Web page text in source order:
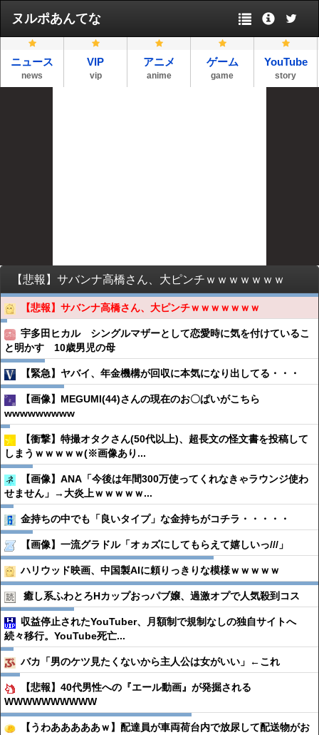
ヌルポあんてな
ニュース
news
VIP
vip
アニメ
anime
ゲーム
game
YouTube
story
【悲報】サバンナ高橋さん、大ピンチｗｗｗｗｗｗｗ
【悲報】サバンナ高橋さん、大ピンチｗｗｗｗｗｗｗ
宇多田ヒカル シングルマザーとして恋愛時に気を付けているこ
と明かす 10歳男児の母
【緊急】ヤバイ、年金機構が回収に本気になり出してる・・・
【画像】MEGUMI(44)さんの現在のお〇ぱいがこちら
wwwwwwwww
【衝撃】特撮オタクさん(50代以上)、超長文の怪文書を投稿して
しまうｗｗｗｗｗ(※画像あり...
【画像】ANA「今後は年間300万使ってくれなきゃラウンジ使わ
せません」→大炎上ｗｗｗｗｗ...
金持ちの中でも「良いタイプ」な金持ちがコチラ・・・・・
【画像】一流グラドル「オヵズにしてもらえて嬉しいっ///」
ハリウッド映画、中国製AIに頼りっきりな模様ｗｗｗｗｗ
癒し系ふわとろHカップおっパブ嬢、過激オプで人気殺到コス
収益停止されたYouTuber、月額制で規制なしの独自サイトへ
続々移行。YouTube死亡...
バカ「男のケツ見たくないから主人公は女がいい」←これ
【悲報】40代男性への『エール動画』が発掘される
WWWWWWWWWW
【うわあああああｗ】配達員が車両荷台内で放尿して配送物がお